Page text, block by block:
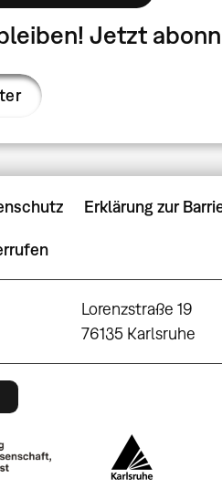
Jetzt
Erklärung zur
Lorenzstraße 19
76135 Karlsruhe